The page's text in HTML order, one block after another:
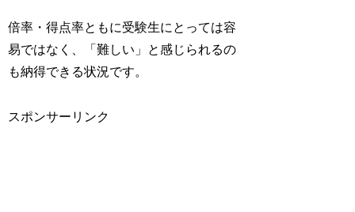
倍率・得点率ともに受験生にとっては容
易ではなく、「難しい」と感じられるの
も納得できる状況です。
スポンサーリンク